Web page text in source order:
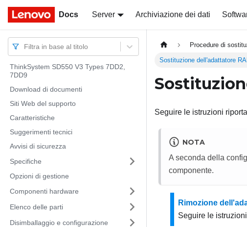
Docs Server Archiviazione dei dati
Docs
Filtra in base al titolo
ThinkSystem SD550 V3 Types 7DD2,
7DD9
Download di documenti
Siti Web del supporto
Caratteristiche
Suggerimenti tecnici
Avvisi di sicurezza
Specifiche
Opzioni di gestione
Componenti hardware
Elenco delle parti
Disimballaggio e configurazione
Procedure di
Sostituzione dell'adattatore
Seguire le istruzioni
NOTA
A seconda della
componente.
Rimozione
Seguire le